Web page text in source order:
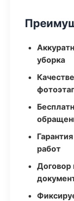
уборка
работ
Договор